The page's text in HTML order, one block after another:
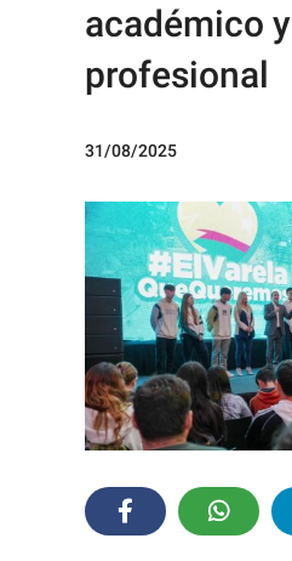
académico y
profesional
31/08/2025